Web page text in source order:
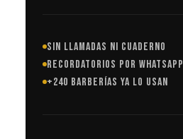
SIN LLAMADAS NI CUADERNO
RECORDATORIOS POR WHATSAPP
+240 BARBERÍAS YA LO USAN